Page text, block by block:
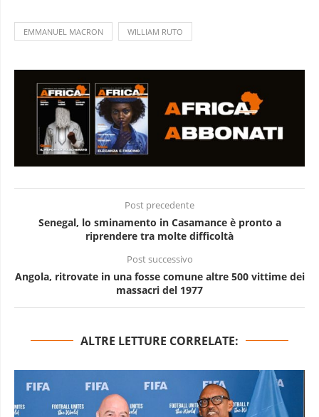
EMMANUEL MACRON WILLIAM RUTO
Post precedente
Senegal, lo sminamento in Casamance è pronto a
riprendere tra molte difficoltà
Post successivo
Angola, ritrovate in una fosse comune altre 500 vittime dei
massacri del 1977
ALTRE LETTURE CORRELATE: